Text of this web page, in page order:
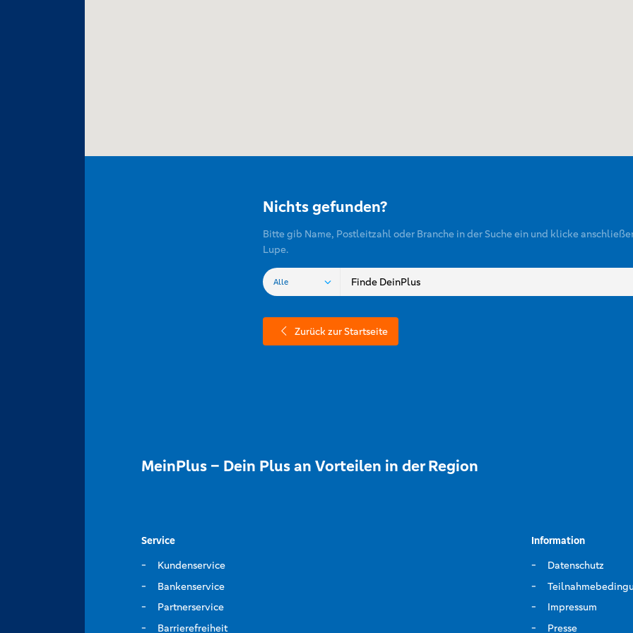
Nichts gefunden?
Bitte gib Name, Postleitzahl oder Branche in der Suche ein und klicke
Lupe.
Zurück zur Startseite
MeinPlus – Dein Plus an Vorteilen in der Region
Service
Kundenservice
Bankenservice
Partnerservice
Barrierefreiheit
Information
Datenschutz
Impressum
Presse